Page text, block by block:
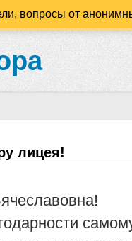
вопросы от
лицея!